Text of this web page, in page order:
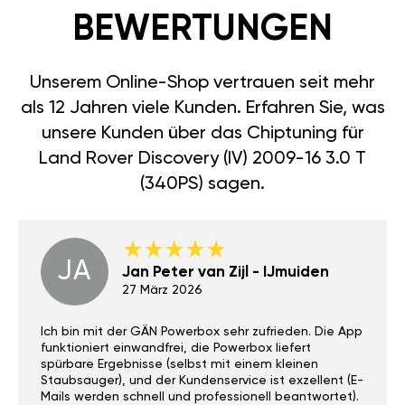
BEWERTUNGEN
Unserem Online-Shop vertrauen seit mehr
als 12 Jahren viele Kunden. Erfahren Sie, was
unsere Kunden über das Chiptuning für
Land Rover Discovery (IV) 2009-16 3.0 T
(340PS) sagen.
JA Jan Peter van Zijl - IJmuiden
27 März 2026
Ich bin mit der GÄN Powerbox sehr zufrieden. Die App
funktioniert einwandfrei, die Powerbox liefert
spürbare Ergebnisse (selbst mit einem kleinen
Staubsauger), und der Kundenservice ist exzellent (E-
Mails werden schnell und professionell beantwortet).